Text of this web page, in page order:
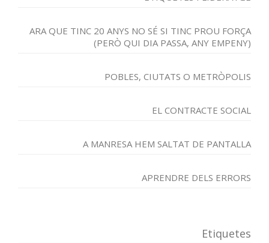
ARA QUE TINC 20 ANYS NO SÉ SI TINC PROU FORÇA
(PERÒ QUI DIA PASSA, ANY EMPENY)
POBLES, CIUTATS O METRÒPOLIS
EL CONTRACTE SOCIAL
A MANRESA HEM SALTAT DE PANTALLA
APRENDRE DELS ERRORS
Etiquetes